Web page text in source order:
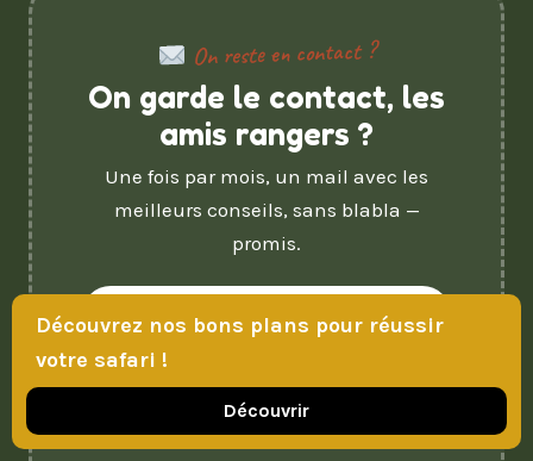
On reste en contact ?
On garde le contact, les
amis rangers ?
Une fois par mois, un mail avec les
meilleurs conseils, sans blabla —
promis.
Adresse
e-
Zéro spam, désinscription en un clic.
Découvrez nos bons plans pour réussir
votre safari !
Découvrir